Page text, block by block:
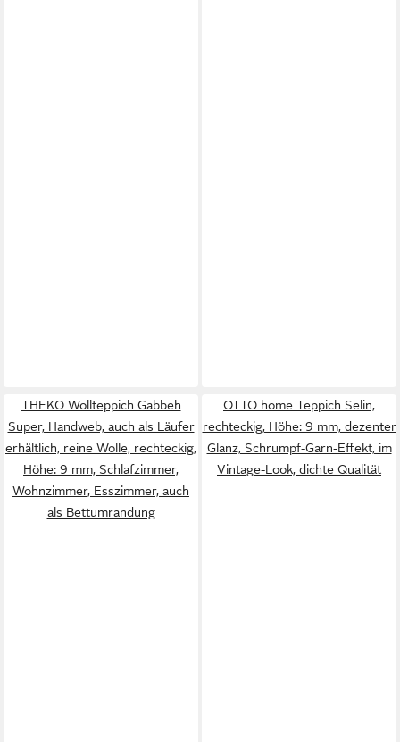
THEKO Wollteppich Gabbeh
Super, Handweb, auch als Läufer
erhältlich, reine Wolle, rechteckig,
Höhe: 9 mm, Schlafzimmer,
Wohnzimmer, Esszimmer, auch
als Bettumrandung
OTTO home Teppich Selin,
rechteckig, Höhe: 9 mm, dezenter
Glanz, Schrumpf-Garn-Effekt, im
Vintage-Look, dichte Qualität